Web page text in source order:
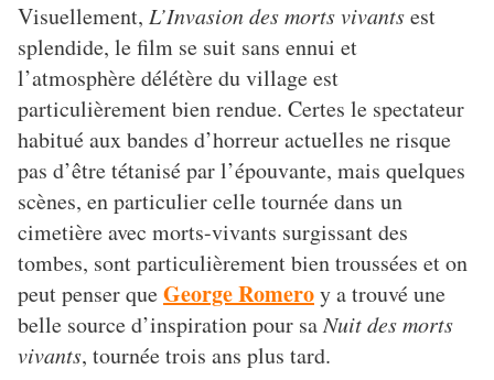
Visuellement, L’Invasion des morts vivantsest
splendide, le film se suit sans ennui et
l’atmosphère délétère du village est
particulièrement bien rendue. Certes le spectateur
habitué aux bandes d’horreur actuelles ne risque
pas d’être tétanisé par l’épouvante, mais quelques
scènes, en particulier celle tournée dans un
cimetière avec morts-vivants surgissant des
tombes, sont particulièrement bien troussées et on
peut penser queGeorge Romeroy a trouvé une
belle source d’inspiration pour saNuit des morts
vivants, tournée trois ans plus tard.